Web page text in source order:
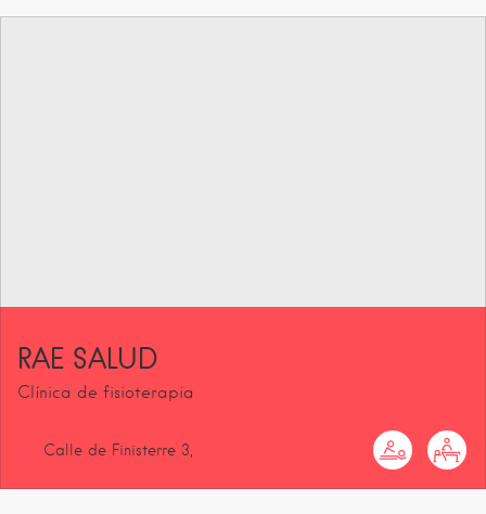
RAE SALUD
Clínica de fisioterapia
Calle de Finisterre 3